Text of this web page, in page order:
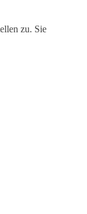
zu. Sie